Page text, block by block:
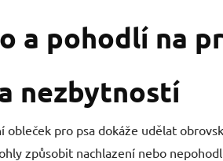
a pohodlí na
nezbytností
pro psa dokáže udělat
způsobit nachlazení nebo